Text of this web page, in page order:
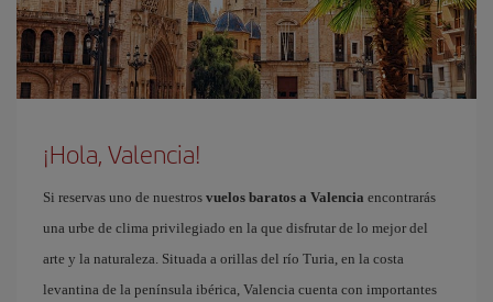
¡Hola, Valencia!
Si reservas uno de nuestros vuelos baratos a Valencia encontrarás
una urbe de clima privilegiado en la que disfrutar de lo mejor del
arte y la naturaleza. Situada a orillas del río Turia, en la costa
levantina de la península ibérica, Valencia cuenta con importantes